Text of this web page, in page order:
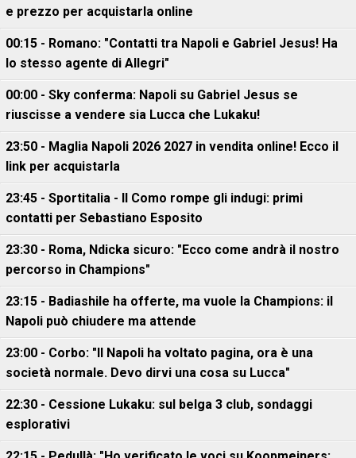
e prezzo per acquistarla online
00:15 - Romano: "Contatti tra Napoli e Gabriel Jesus! Ha
lo stesso agente di Allegri"
00:00 - Sky conferma: Napoli su Gabriel Jesus se
riuscisse a vendere sia Lucca che Lukaku!
23:50 - Maglia Napoli 2026 2027 in vendita online! Ecco il
link per acquistarla
23:45 - Sportitalia - Il Como rompe gli indugi: primi
contatti per Sebastiano Esposito
23:30 - Roma, Ndicka sicuro: "Ecco come andrà il nostro
percorso in Champions"
23:15 - Badiashile ha offerte, ma vuole la Champions: il
Napoli può chiudere ma attende
23:00 - Corbo: "Il Napoli ha voltato pagina, ora è una
società normale. Devo dirvi una cosa su Lucca"
22:30 - Cessione Lukaku: sul belga 3 club, sondaggi
esplorativi